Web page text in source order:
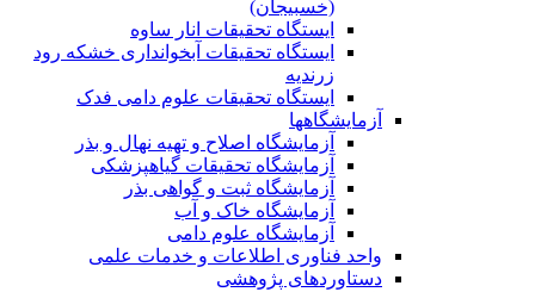
(خسبیجان)
ایستگاه تحقیقات انار ساوه
ایستگاه تحقیقات آبخوانداری خشکه رود
زرندیه
ایستگاه تحقیقات علوم دامی فدک
آزمایشگاهها
آزمایشگاه اصلاح و تهیه نهال و بذر
آزمایشگاه تحقیقات گیاهپزشکی
آزمایشگاه ثبت و گواهی بذر
آزمایشگاه خاک و آب
آزمایشگاه علوم دامی
واحد فناوری اطلاعات و خدمات علمی
دستاوردهای پژوهشی